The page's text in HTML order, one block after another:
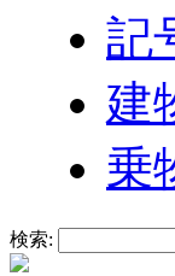
記
建
乗
検索: